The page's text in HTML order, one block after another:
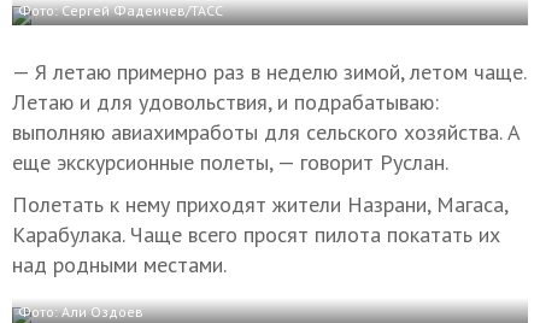
Фото: Сергей Фадеичев/ТАСС
— Я летаю примерно раз в неделю зимой, летом чаще.
Летаю и для удовольствия, и подрабатываю:
выполняю авиахимработы для сельского хозяйства. А
еще экскурсионные полеты, — говорит Руслан.
Полетать к нему приходят жители Назрани, Магаса,
Карабулака. Чаще всего просят пилота покатать их
над родными местами.
Фото: Али Оздоев